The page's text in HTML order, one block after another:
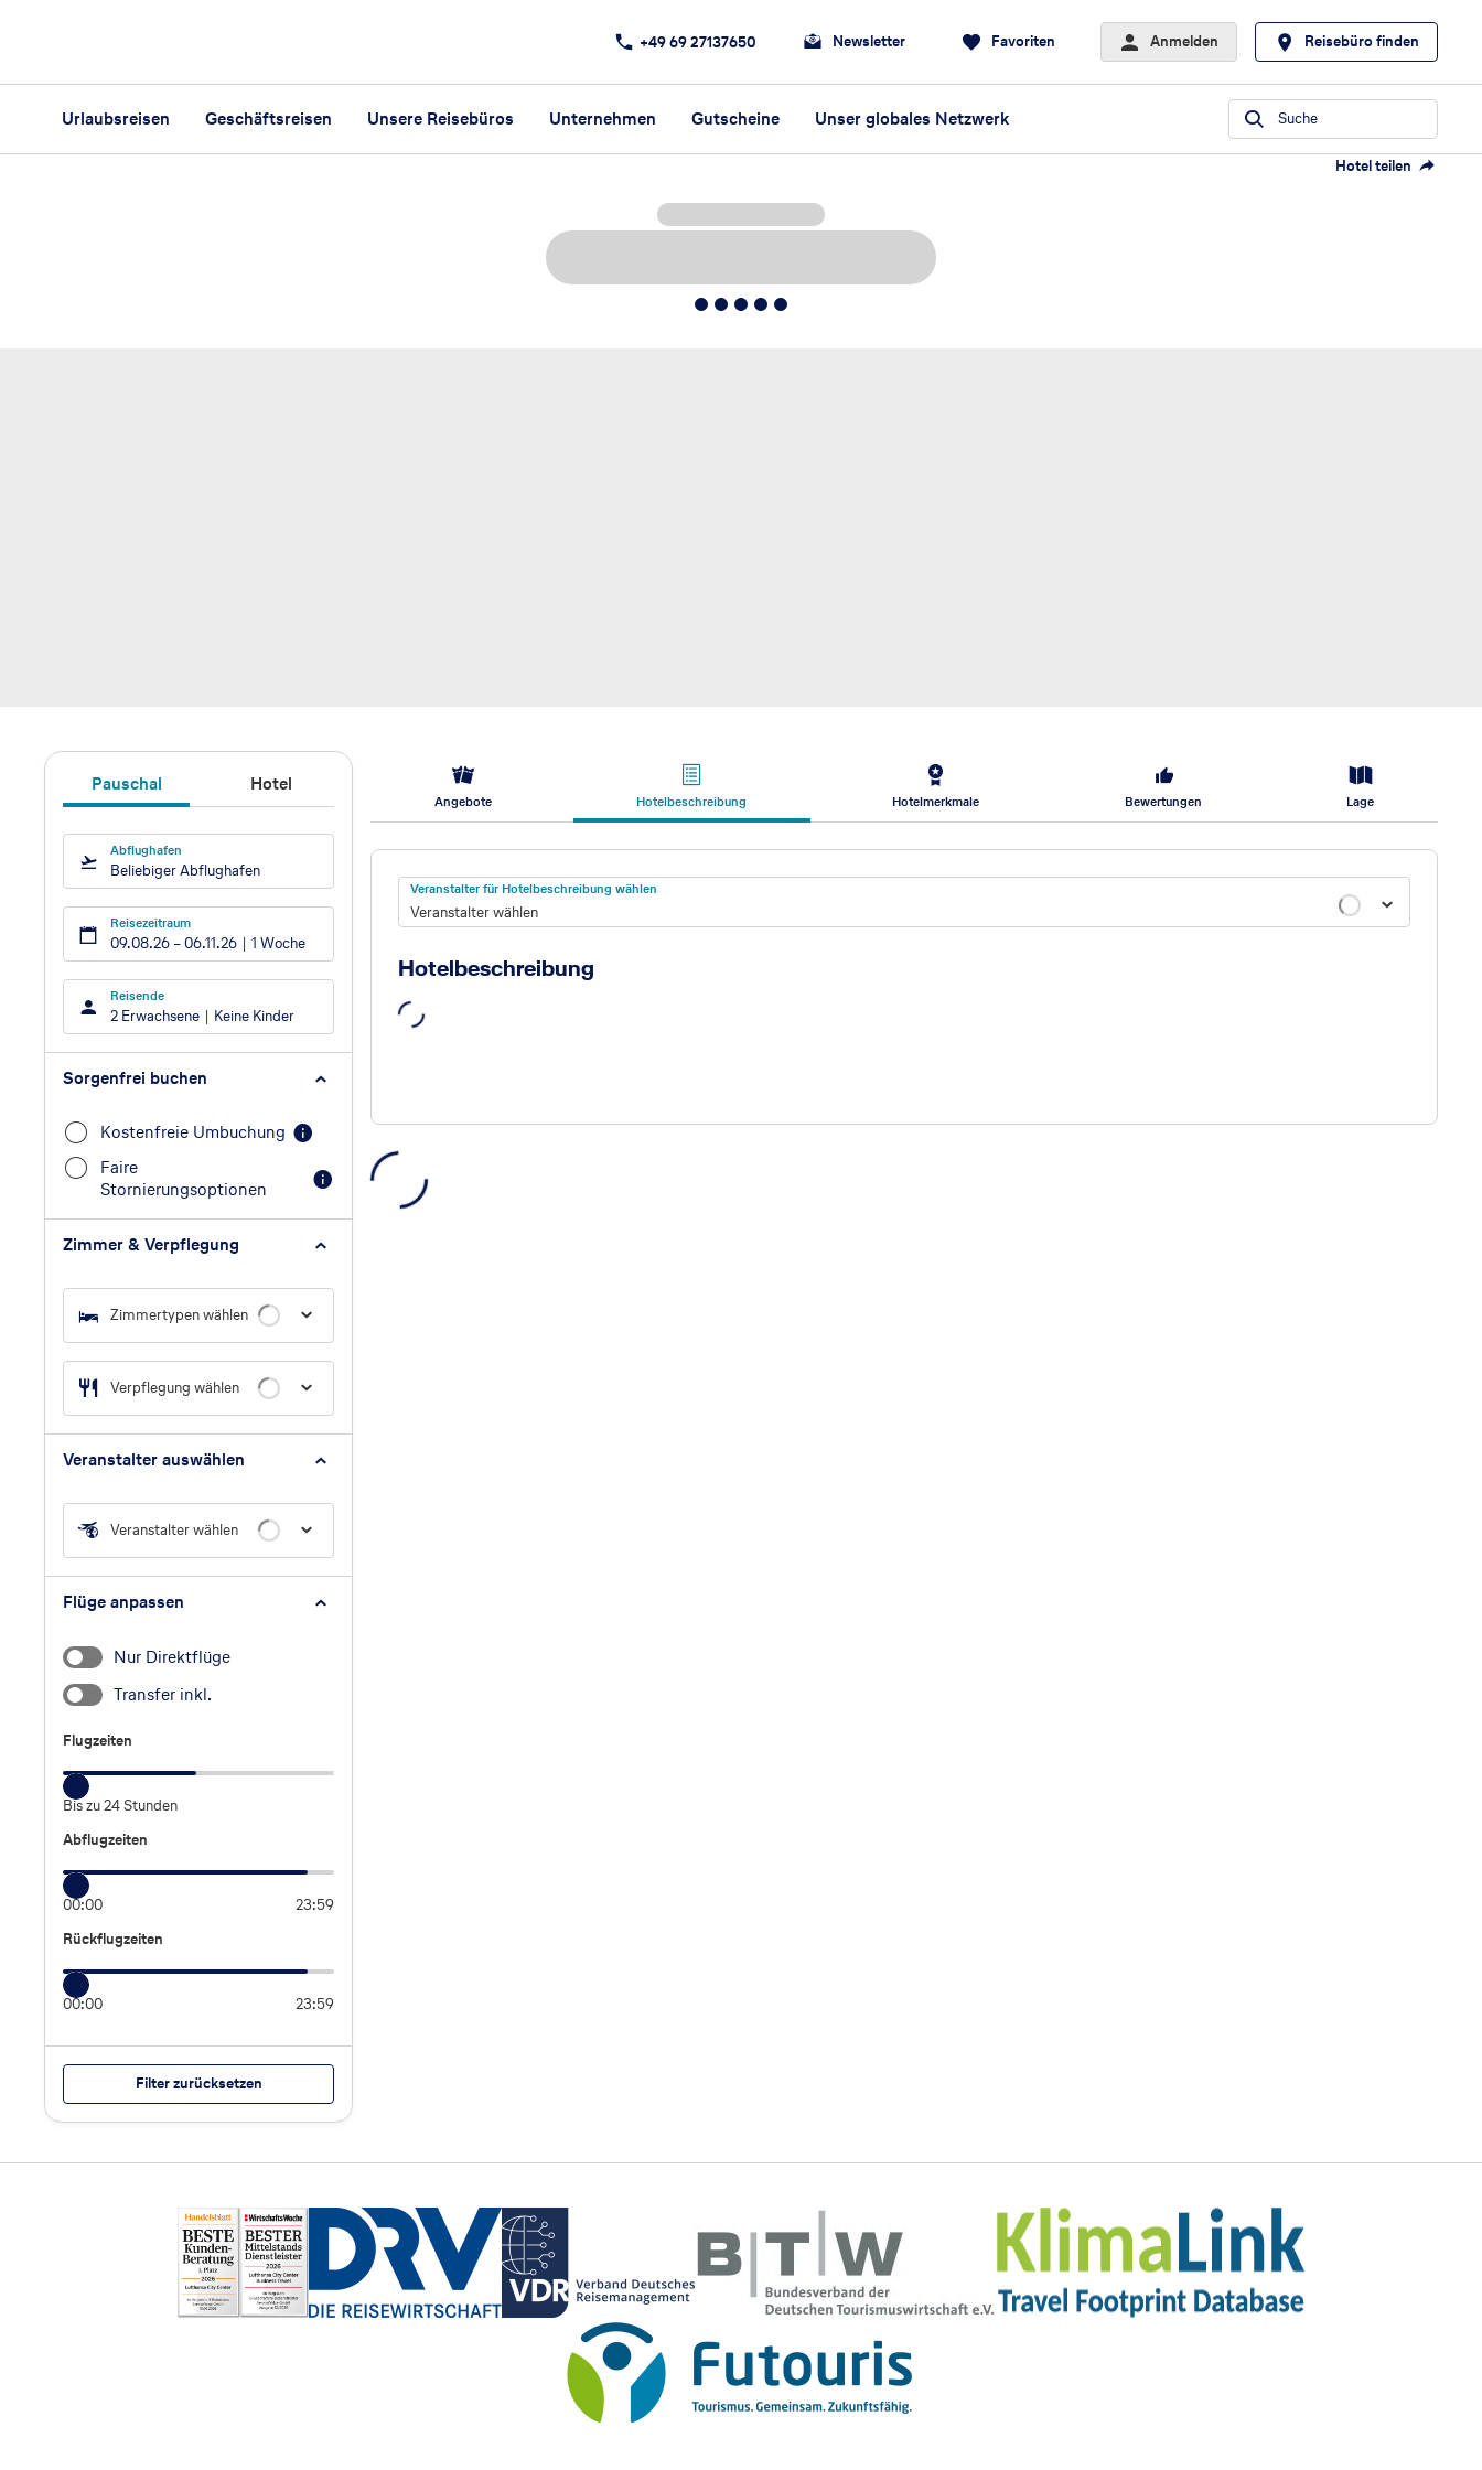
+49 69 27137650 Newsletter Favoriten Anmelden Reisebüro finden
Urlaubsreisen Geschäftsreisen Unsere Reisebüros Unternehmen Gutscheine Unser globales Netzwerk Suche
Hotel teilen
5
Pauschal Hotel
Abflughafen
Beliebiger Abflughafen
Reisezeitraum
09.08.26 –06.11.26 1 Woche
Reisende
2 Erwachsene Keine Kinder
Sorgenfrei buchen
Kostenfreie Umbuchung
Faire
Stornierungsoptionen
Zimmer & Verpflegung
Zimmertypen wählen
Verpflegung wählen
Veranstalter auswählen
Veranstalter wählen
Flüge anpassen
Nur Direktflüge
Transfer inkl.
Flugzeiten
Flugzeiten
Bis zu 24 Stunden
Abflugzeiten
Abflugzeiten
00:00 23:59
Rückflugzeiten
Rückflugzeiten
00:00 23:59
Filter zurücksetzen
Angebote Hotelbeschreibung Hotelmerkmale Bewertungen Lage
Hotelbeschreibung
Veranstalter für Hotelbeschreibung wählen
Veranstalter wählen
Hotelbeschreibung